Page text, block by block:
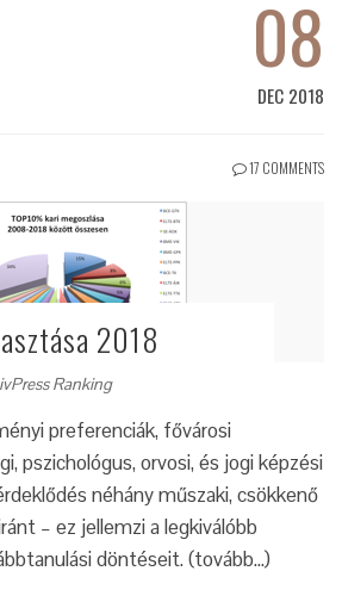
08
DEC 2018
17 COMMENTS
2018
Ranking
preferenciák, fővárosi
pszichológus, orvosi, és jogi képzési
néhány műszaki, csökkenő
– ez jellemzi a legkiválóbb
döntéseit. (tovább…)